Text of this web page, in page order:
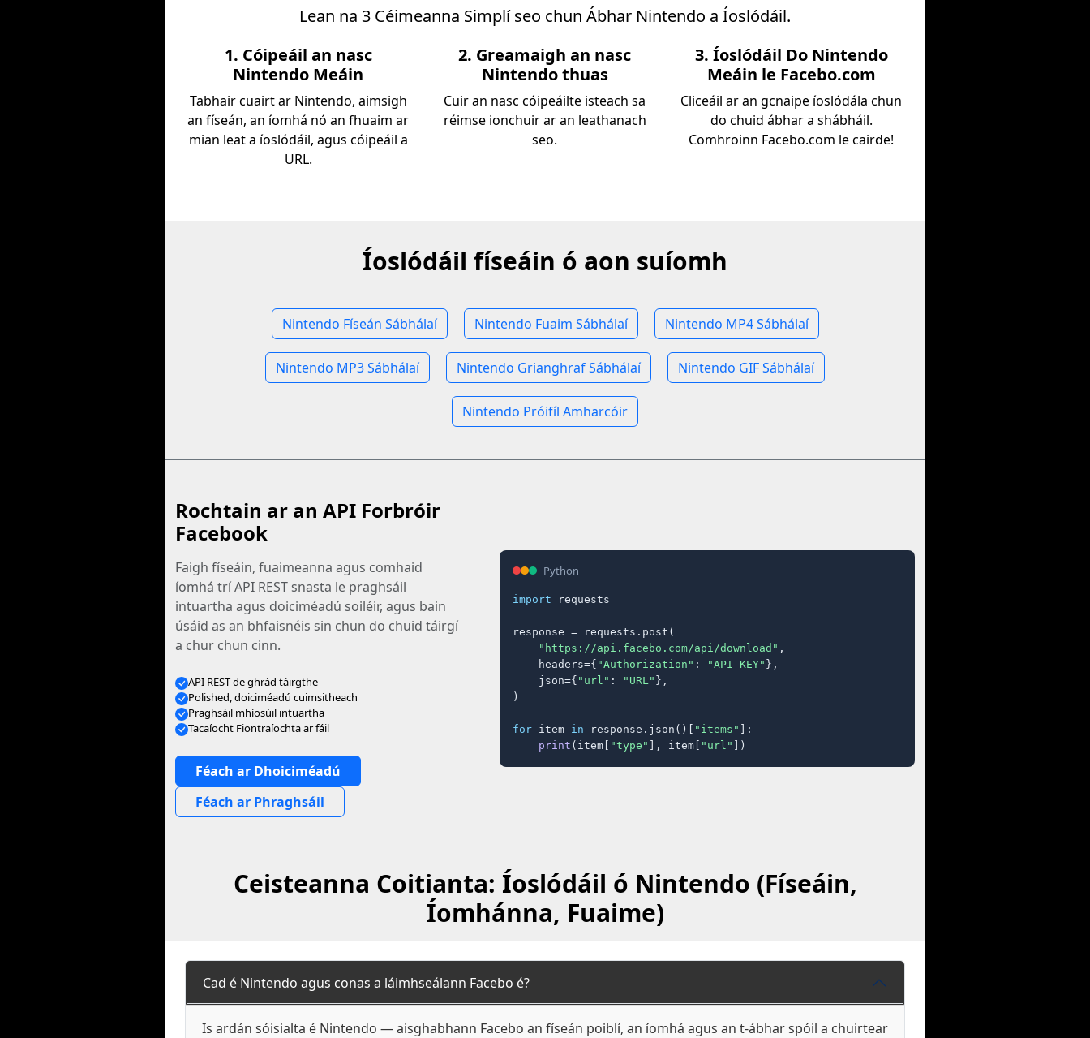
Lean na 3 Céimeanna Simplí seo chun Ábhar Nintendo a Íoslódáil.
1. Cóipeáil an nasc
Nintendo Meáin
Tabhair cuairt ar Nintendo, aimsigh
an físeán, an íomhá nó an fhuaim ar
mian leat a íoslódáil, agus cóipeáil a
URL.
2. Greamaigh an nasc
Nintendo thuas
Cuir an nasc cóipeáilte isteach sa
réimse ionchuir ar an leathanach
seo.
3. Íoslódáil Do Nintendo
Meáin le Facebo.com
Cliceáil ar an gcnaipe íoslódála chun
do chuid ábhar a shábháil.
Comhroinn Facebo.com le cairde!
Íoslódáil físeáin ó aon suíomh
Nintendo Físeán Sábhálaí Nintendo Fuaim Sábhálaí Nintendo MP4 Sábhálaí
Nintendo MP3 Sábhálaí Nintendo Grianghraf Sábhálaí Nintendo GIF Sábhálaí
Nintendo Próifíl Amharcóir
Rochtain ar an API Forbróir
Facebook
Faigh físeáin, fuaimeanna agus comhaid
íomhá trí API REST snasta le praghsáil
intuartha agus doiciméadú soiléir, agus bain
úsáid as an bhfaisnéis sin chun do chuid táirgí
a chur chun cinn.
API REST de ghrád táirgthe
Polished, doiciméadú cuimsitheach
Praghsáil mhíosúil intuartha
Tacaíocht Fiontraíochta ar fáil
Féach ar Dhoiciméadú
Féach ar Phraghsáil
Python
import requests
response = requests.post(
"https://api.facebo.com/api/download" ,
    headers={
"Authorization" : "API_KEY" },
    json={
"url" : "URL" },
)
for item in response.json()[ "items" ]:
print (item[ "type" ], item[ "url" ])
Ceisteanna Coitianta: Íoslódáil ó Nintendo (Físeáin,
Íomhánna, Fuaime)
Cad é Nintendo agus conas a láimhseálann Facebo é?
Is ardán sóisialta é Nintendo — aisghabhann Facebo an físeán poiblí, an íomhá agus an t-ábhar spóil a chuirtear